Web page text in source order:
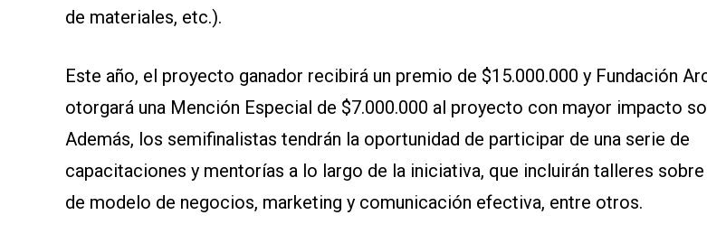
de materiales, etc.).
Este año, el proyecto ganador recibirá un premio de $15.000.000 y Fundación
otorgará una Mención Especial de $7.000.000 al proyecto con mayor impacto
Además, los semifinalistas tendrán la oportunidad de participar de una serie de
capacitaciones y mentorías a lo largo de la iniciativa, que incluirán talleres
de modelo de negocios, marketing y comunicación efectiva, entre otros.